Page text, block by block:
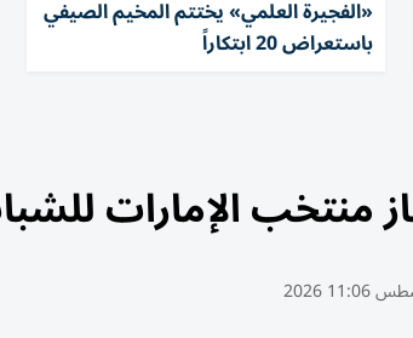
«الفجيرة العلمي» يختتم المخيم الصيفي
باستعراض 20 ابتكاراً
منتخب الإمارات